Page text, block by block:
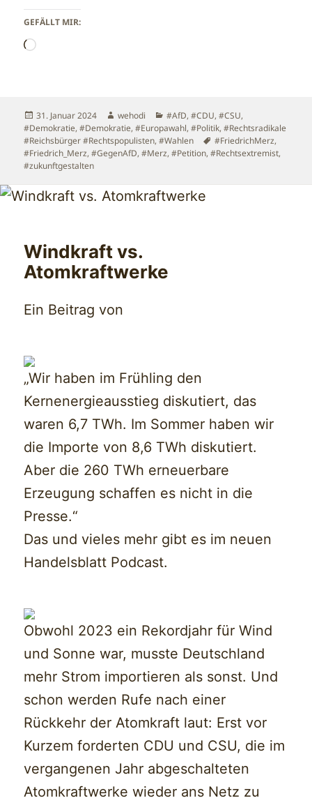
GEFÄLLT MIR:
Wird
Veröffentlicht
am
31. Januar 2024 Autor
wehodi Kategorien
#AfD,#CDU,#CSU,
#Demokratie,#Demokratie,#Europawahl,#Politik,#Rechtsradikale
#Reichsbürger #Rechtspopulisten,#Wahlen Schlagwörter
#FriedrichMerz,
#Friedrich_Merz,#GegenAfD,#Merz,#Petition,#Rechtsextremist,
#zukunftgestalten
Windkraft vs.
Atomkraftwerke
Ein Beitrag von
„Wir haben im Frühling den
Kernenergieausstieg diskutiert, das
waren 6,7 TWh. Im Sommer haben wir
die Importe von 8,6 TWh diskutiert.
Aber die 260 TWh erneuerbare
Erzeugung schaffen es nicht in die
Presse.“
Das und vieles mehr gibt es im neuen
Handelsblatt Podcast.
Obwohl 2023 ein Rekordjahr für Wind
und Sonne war, musste Deutschland
mehr Strom importieren als sonst. Und
schon werden Rufe nach einer
Rückkehr der Atomkraft laut: Erst vor
Kurzem forderten CDU und CSU, die im
vergangenen Jahr abgeschalteten
Atomkraftwerke wieder ans Netz zu